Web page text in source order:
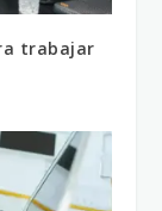
trabajar